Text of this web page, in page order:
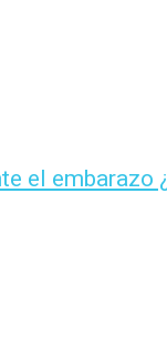
el embarazo